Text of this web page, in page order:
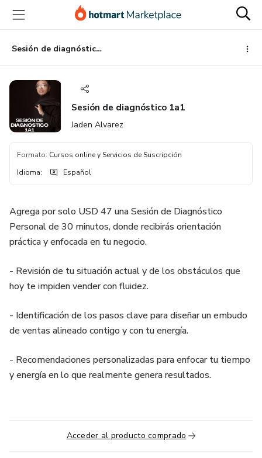
principal
página
de
página
Sesión de diagnóstico 1a1
Sesión de diagnóstico 1a1
Jaden Alvarez
Formato: Cursos online y Servicios de Suscripción
Idioma: Español
Agrega por solo USD 47 una Sesión de Diagnóstico
Personal de 30 minutos, donde recibirás orientación
práctica y enfocada en tu negocio.
- Revisión de tu situación actual y de los obstáculos que
hoy te impiden vender con fluidez.
- Identificación de los pasos clave para diseñar un embudo
de ventas alineado contigo y con tu energía.
- Recomendaciones personalizadas para enfocar tu tiempo
y energía en lo que realmente genera resultados.
Acceder al producto comprado